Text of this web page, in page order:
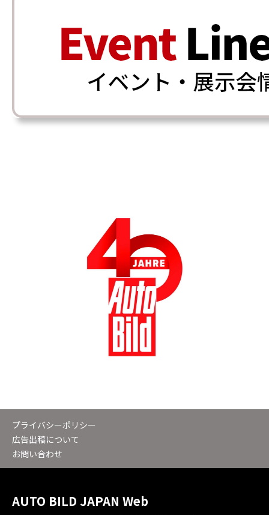
プライバシーポリシー
広告出稿について
お問い合わせ
AUTO BILD JAPAN Web